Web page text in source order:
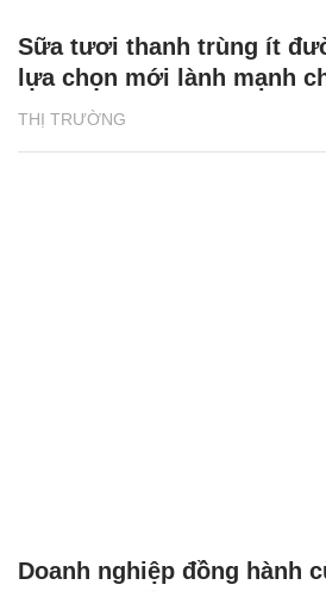
THỊ TRƯỜNG
Sữa tươi thanh trùng ít
lựa chọn mới lành mạnh
Doanh nghiệp đồng hành